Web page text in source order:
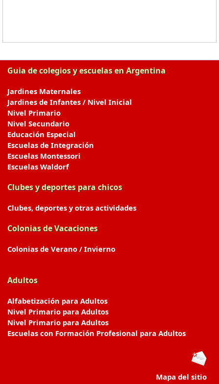
Guia de colegios y escuelas en Argentina
Jardines Maternales
Jardines de Infantes / Nivel Inicial
Nivel Primario
Nivel Secundario
Educación Especial
Escuelas de Integración
Escuelas Montessori
Escuelas Waldorf
Clubes y deportes para chicos
Clubes, deportes y otras actividades
Colonias de Vacaciones
Colonias de Verano / Invierno
Adultos
Alfabetización para Adultos
Nivel Primario para Adultos
Nivel Primario para Adultos
Escuelas con Formación Profesional para Adultos
Mapa del sitio